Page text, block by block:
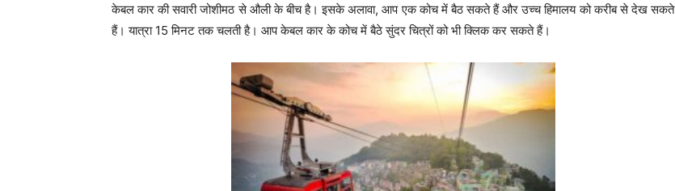
केबल कार की सवारी जोशीमठ से औली के बीच है। इसके अलावा, आप एक कोच में बैठ सकते हैं और उच्च हिमालय को करीब से देख सकते
हैं। यात्रा 15 मिनट तक चलती है। आप केबल कार के कोच में बैठे सुंदर चित्रों को भी क्लिक कर सकते हैं।